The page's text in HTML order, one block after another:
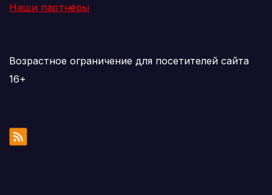
Наши партнёры
Возрастное ограничение для посетителей сайта
16+